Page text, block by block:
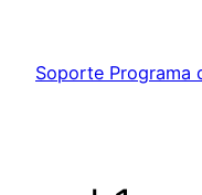
contenido
Soporte Programa